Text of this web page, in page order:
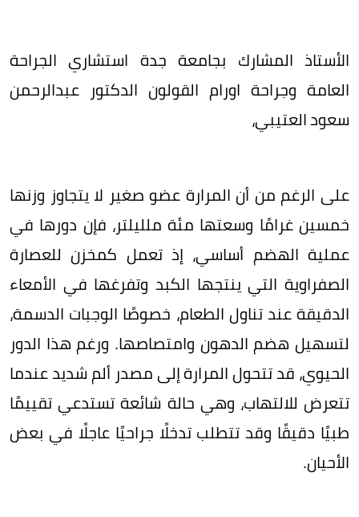
الأستاذ المشارك بجامعة جدة استشاري الجراحة
العامة وجراحة اورام القولون الدكتور عبدالرحمن
سعود العتيبي،
على الرغم من أن المرارة عضو صغير لا يتجاوز وزنها
خمسين غرامًا وسعتها مئة ملليلتر، فإن دورها في
عملية الهضم أساسي، إذ تعمل كمخزن للعصارة
الصفراوية التي ينتجها الكبد وتفرغها في الأمعاء
الدقيقة عند تناول الطعام، خصوصًا الوجبات الدسمة،
لتسهيل هضم الدهون وامتصاصها. ورغم هذا الدور
الحيوي، قد تتحول المرارة إلى مصدر ألم شديد عندما
تتعرض للالتهاب، وهي حالة شائعة تستدعي تقييمًا
طبيًا دقيقًا وقد تتطلب تدخلًا جراحيًا عاجلًا في بعض
الأحيان.